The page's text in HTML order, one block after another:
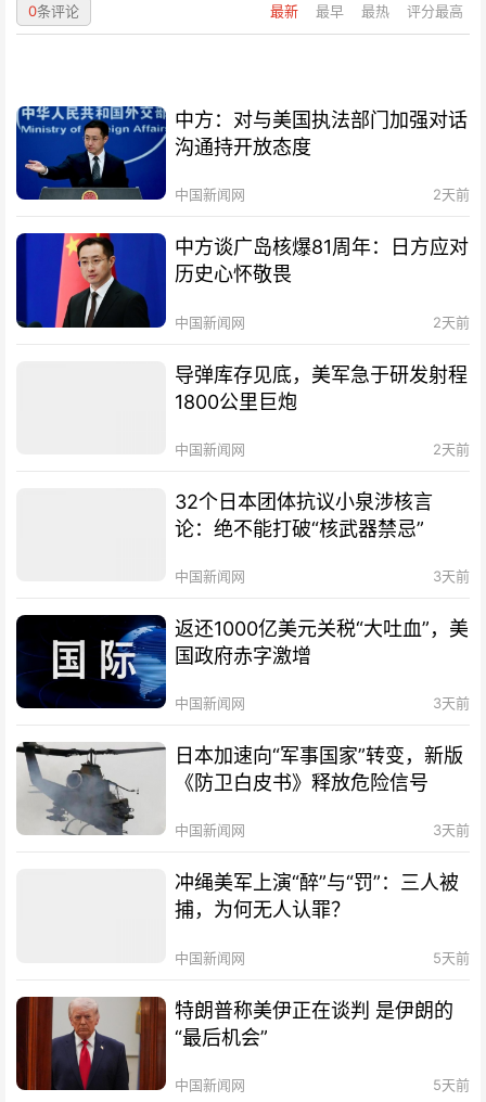
最新 最早 最热 评分最高
0条评论
中方：对与美国执法部门加强对话
沟通持开放态度
中国新闻网 2天前
中方谈广岛核爆81周年：日方应对
历史心怀敬畏
中国新闻网 2天前
导弹库存见底，美军急于研发射程
1800公里巨炮
中国新闻网 2天前
32个日本团体抗议小泉涉核言
论：绝不能打破“核武器禁忌”
中国新闻网 3天前
返还1000亿美元关税“大吐血”，美
国政府赤字激增
中国新闻网 3天前
日本加速向“军事国家”转变，新版
《防卫白皮书》释放危险信号
中国新闻网 3天前
冲绳美军上演“醉”与“罚”：三人被
捕，为何无人认罪？
中国新闻网 5天前
特朗普称美伊正在谈判 是伊朗的
“最后机会”
中国新闻网 5天前